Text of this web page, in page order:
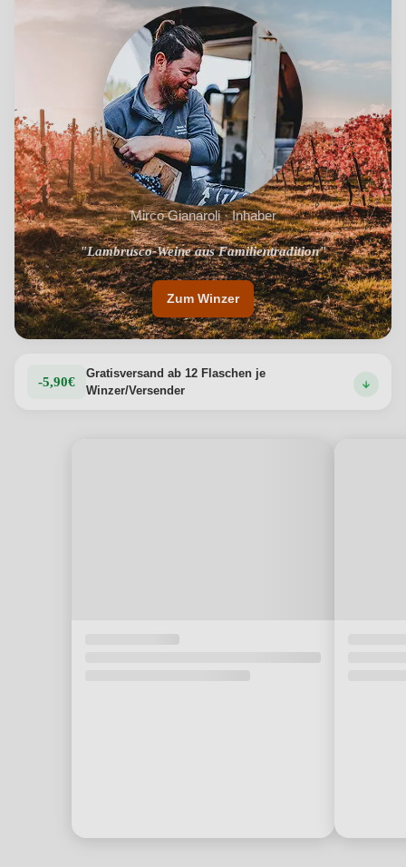
der sich durch seine Frische auszeichnet. Umhüllend, bis
zum letzten Schluck lässt er im Mund, was in der Nase
wahrgenommen wird und schließt mit Gleichgewicht in
einem angenehm langen Abgang, der schwer zu
vergessen ist.Produktdetails anzeigen →
Mirco Gianaroli · Inhaber
"Lambrusco-Weine aus Familientradition"
Zum Winzer
-5,90€
Gratisversand ab 12 Flaschen je
Winzer/Versender